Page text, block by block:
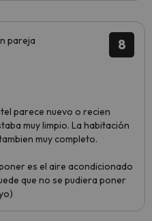
8
pareja
parece nuevo o recien
muy limpio. La habitación
muy completo.
es el aire acondicionado
que no se pudiera poner